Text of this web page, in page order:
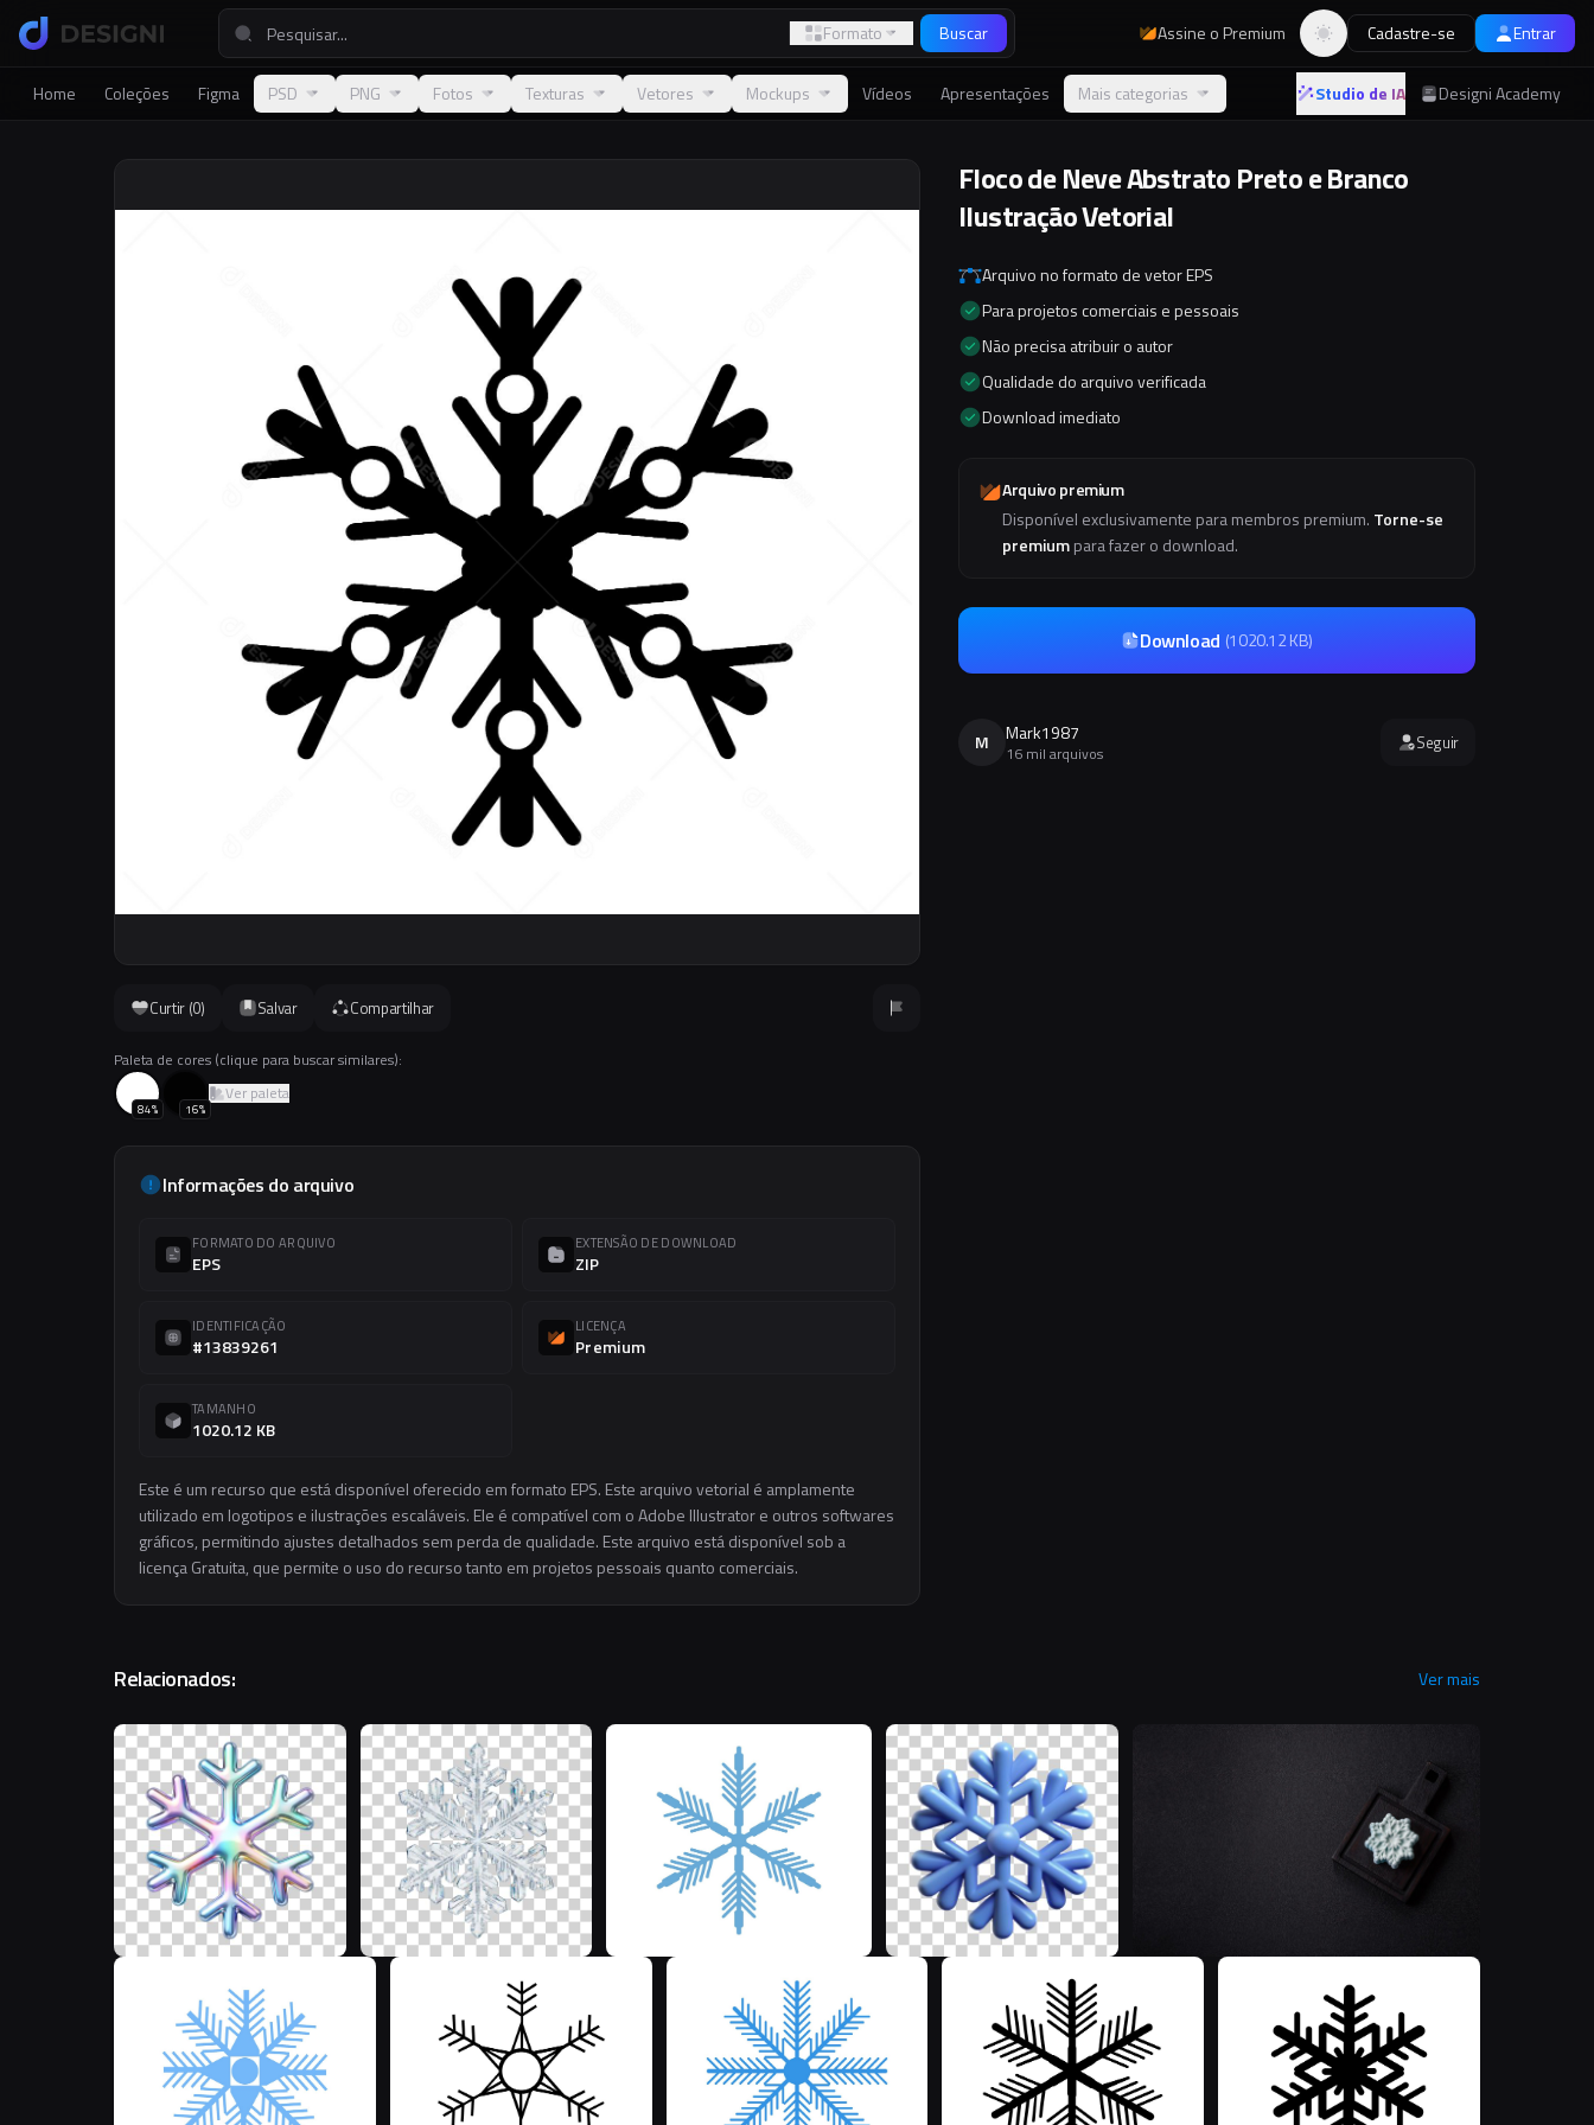
Formato Buscar Assine o Premium Alternar tema
Cadastre-se Entrar
Home Coleções Figma PSD PNG Fotos Texturas Vetores Mockups Vídeos Apresentações Mais categorias Studio de IA Designi Academy
Curtir (0) Salvar Compartilhar
Paleta de cores (clique para buscar similares):
84% 16%
Ver paleta
Informações do arquivo
FORMATO DO ARQUIVO
EPS
EXTENSÃO DE DOWNLOAD
ZIP
IDENTIFICAÇÃO
#13839261
LICENÇA
Premium
TAMANHO
1020.12 KB
Este é um recurso que está disponível oferecido em formato EPS. Este arquivo vetorial é amplamente
utilizado em logotipos e ilustrações escaláveis. Ele é compatível com o Adobe Illustrator e outros softwares
gráficos, permitindo ajustes detalhados sem perda de qualidade. Este arquivo está disponível sob a
licença Gratuita, que permite o uso do recurso tanto em projetos pessoais quanto comerciais.
Floco de Neve Abstrato Preto e Branco
Ilustração Vetorial
Arquivo no formato de vetor EPS
Para projetos comerciais e pessoais
Não precisa atribuir o autor
Qualidade do arquivo verificada
Download imediato
Arquivo premium
Disponível exclusivamente para membros premium. Torne-se
premiumpara fazer o download.
Download (1020.12 KB)
M Mark1987
16 mil arquivos Seguir
Relacionados: Ver mais
P A M